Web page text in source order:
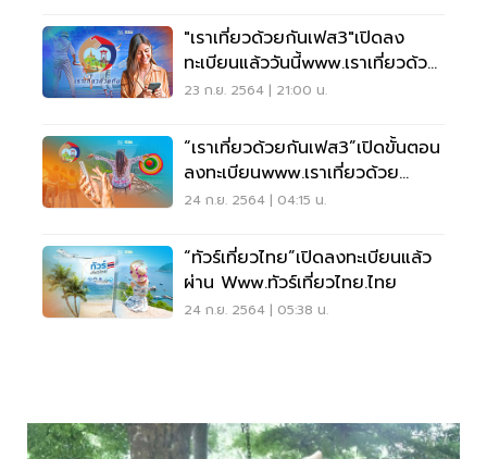
"เราเที่ยวด้วยกันเฟส3"เปิดลง
ทะเบียนแล้ววันนี้www.เราเที่ยวด้วย
กัน.com
23 ก.ย. 2564 | 21:00 น.
“เราเที่ยวด้วยกันเฟส3”เปิดขั้นตอน
ลงทะเบียนwww.เราเที่ยวด้วย
กัน.com
24 ก.ย. 2564 | 04:15 น.
“ทัวร์เที่ยวไทย”เปิดลงทะเบียนแล้ว
ผ่าน Www.ทัวร์เที่ยวไทย.ไทย
24 ก.ย. 2564 | 05:38 น.